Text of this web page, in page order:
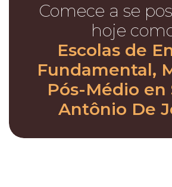
Comece a se
hoje
Escolas de
Fundamental,
Pós-Médio en
Antônio De